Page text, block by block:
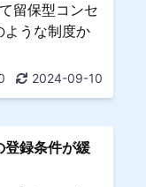
留保型コンセ
ような制度か
2024-09-10
登録条件が緩